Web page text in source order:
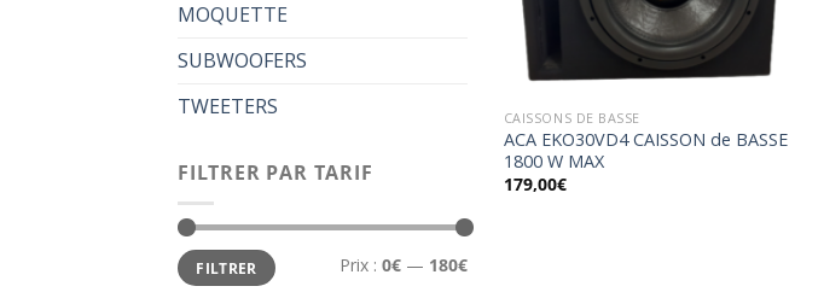
MOQUETTE
SUBWOOFERS
TWEETERS
FILTRER PAR TARIF
Prix
min
Prix
maxFILTRER Prix : 0€ — 180€
CAISSONS DE BASSE
ACA EKO30VD4 CAISSON de BASSE
1800 W MAX
179,00€